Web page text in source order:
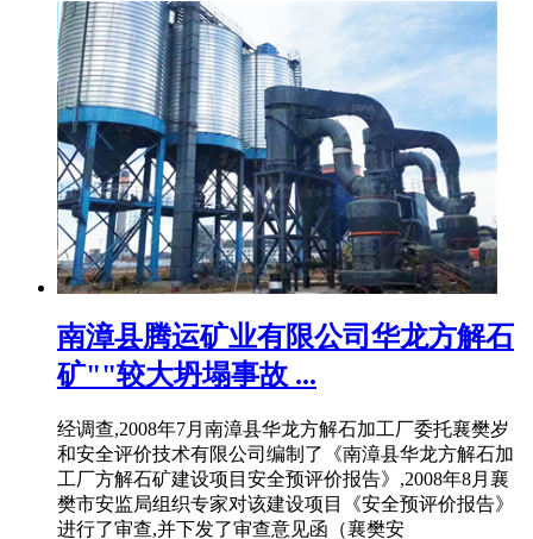
南漳县腾运矿业有限公司华龙方解石
矿""较大坍塌事故 ...
经调查,2008年7月南漳县华龙方解石加工厂委托襄樊岁
和安全评价技术有限公司编制了《南漳县华龙方解石加
工厂方解石矿建设项目安全预评价报告》,2008年8月襄
樊市安监局组织专家对该建设项目《安全预评价报告》
进行了审查,并下发了审查意见函（襄樊安